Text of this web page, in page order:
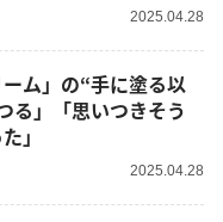
2025.04.28
ーム」の“手に塗る以
る」「思いつきそう
」
2025.04.28